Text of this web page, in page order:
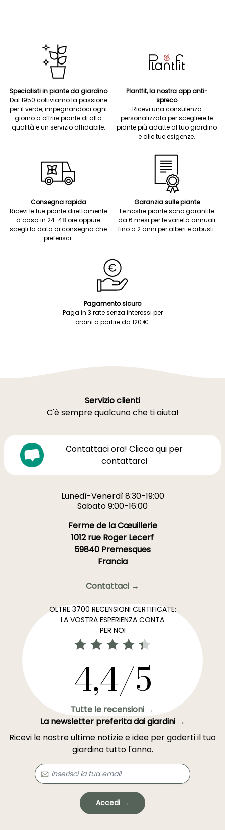
Specialisti in piante da giardino
Dal 1950 coltiviamo la passione
per il verde, impegnandoci ogni
giorno a offrire piante di alta
qualità e un servizio affidabile.
Plantfit, la nostra app anti-
spreco
Ricevi una consulenza
personalizzata per scegliere le
piante più adatte al tuo giardino
e alle tue esigenze.
Consegna rapida
Ricevi le tue piante direttamente
a casa in 24-48 ore oppure
scegli la data di consegna che
preferisci.
Garanzia sulle piante
Le nostre piante sono garantite
da 6 mesi per le varietà annuali
fino a 2 anni per alberi e arbusti.
Pagamento sicuro
Paga in 3 rate senza interessi per
ordini a partire da 120 €.
Servizio clienti
C'è sempre qualcuno che ti aiuta!
Contattaci ora! Clicca qui per
contattarci
Lunedì-Venerdì 8:30-19:00
Sabato 9:00-16:00
Ferme de la Cœuillerie
1012 rue Roger Lecerf
59840 Premesques
Francia
Contattaci →
OLTRE 3700 RECENSIONI CERTIFICATE:
LA VOSTRA ESPERIENZA CONTA
PER NOI
4,4/5
Tutte le recensioni →
La newsletter preferita dai giardini →
Ricevi le nostre ultime notizie e idee per goderti il tuo
giardino tutto l'anno.
Accedi →